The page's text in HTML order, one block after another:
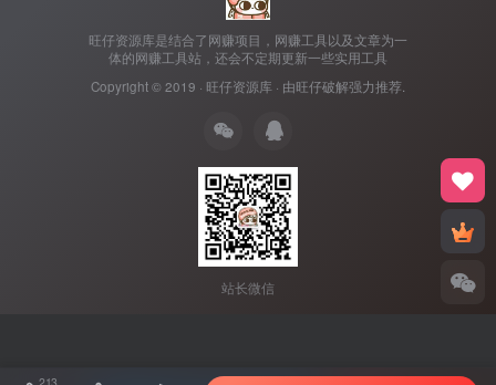
旺仔资源库是结合了网赚项目，网赚工具以及文章为一
体的网赚工具站，还会不定期更新一些实用工具
Copyright © 2019 · 旺仔资源库 · 由旺仔破解强力推荐.
站长微信